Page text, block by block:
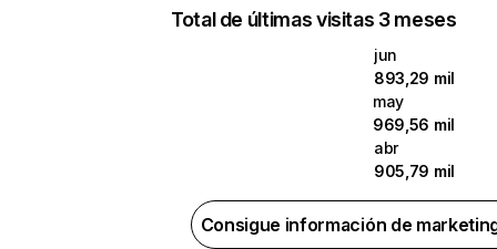
Total de últimas visitas 3 meses
jun
893,29 mil
may
969,56 mil
abr
905,79 mil
Consigue información de